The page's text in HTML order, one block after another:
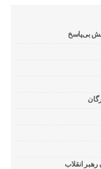
بی‌پاسخ
انقلاب